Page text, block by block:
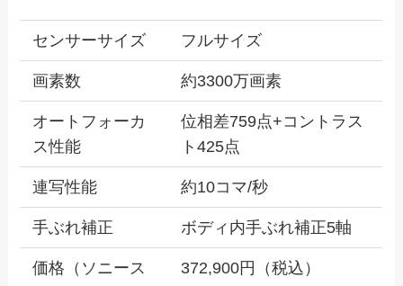
センサーサイズ フルサイズ
画素数 約3300万画素
オートフォーカ
ス性能
位相差759点+コントラス
ト425点
連写性能 約10コマ/秒
手ぶれ補正 ボディ内手ぶれ補正5軸
価格（ソニース
372,900円（税込）